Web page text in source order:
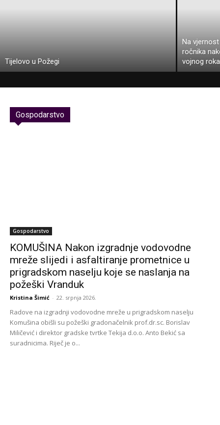
Tijelovo u Požegi
Na
ročnika
vojnog roka
Gospodarstvo
Gospodarstvo
KOMUŠINA Nakon izgradnje vodovodne
mreže slijedi i asfaltiranje prometnice u
prigradskom naselju koje se naslanja na
požeški Vranduk
Kristina Šimić - 22. srpnja 2026.
Radove na izgradnji vodovodne mreže u prigradskom naselju
Komušina obišli su požeški gradonačelnik prof.dr.sc. Borislav
Miličević i direktor gradske tvrtke Tekija d.o.o. Anto Bekić sa
suradnicima. Riječ je o...